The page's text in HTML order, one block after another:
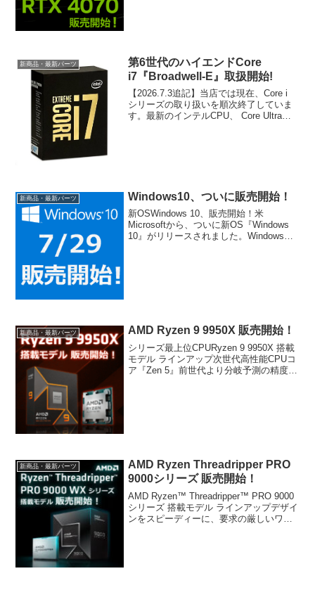
新商品・最新パーツ
第6世代のハイエンドCore
i7『Broadwell-E』取扱開始!
【2026.7.3追記】当店では現在、Core i
シリーズの取り扱いを順次終了していま
す。最新のインテルCPU、 Core Ultraシ
新商品・最新パーツ Windows10、ついに販売開始！
新OSWindows 10、販売開始！米
Microsoftから、ついに新OS『Windows
10』がリリースされました。Windows
新商品・最新パーツ AMD Ryzen 9 9950X 販売開始！
シリーズ最上位CPURyzen 9 9950X 搭載
モデル ラインアップ次世代高性能CPUコ
ア『Zen 5』前世代より分岐予測の精度と
新商品・最新パーツ
AMD Ryzen Threadripper PRO
9000シリーズ 販売開始！
AMD Ryzen™ Threadripper™ PRO 9000
シリーズ 搭載モデル ラインアップデザイ
ンをスピーディーに、要求の厳しいワー